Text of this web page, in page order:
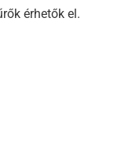
érhetők el.